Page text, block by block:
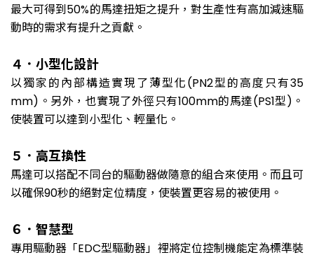
最大可得到50%的馬達扭矩之提升，對生產性有高加減速驅
動時的需求有提升之貢獻。
４．小型化設計
以獨家的內部構造實現了薄型化(PN2型的高度只有35
mm)。另外，也實現了外徑只有100mm的馬達(PS1型)。
使裝置可以達到小型化、輕量化。
５．高互換性
馬達可以搭配不同台的驅動器做隨意的組合來使用。而且可
以確保90秒的絕對定位精度，使裝置更容易的被使用。
６．智慧型
專用驅動器「EDC型驅動器」裡將定位控制機能定為標準裝